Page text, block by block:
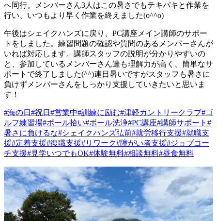
へ同行。メンバーさん3人はこの暑さでもテキパキと作業を
行い、いつもより早く作業を終えました(o^^o)
午後はシェイクハンズに戻り、PC講座メイン講師のサポー
トをしました。練習問題の確認や質問のあるメンバーさんが
いれば対応します。講師スタッフの説明が分かりやすいの
と、参加しているメンバーさん達も理解力が高く、簡単なサ
ポートで終了しました(^^)連日暑いですがスタッフも暑さに
負けずメンバーさんをしっかり支援していきたいと思いま
す！
#海の日 #祝日 #営業中#訓練に励む#津軽カントリークラブ#ゴ
ルフ練習場#ボール拾い#ボール洗浄#PC講座#講師サポート #
暑さに負けるな#シェイクハンズ弘前#就労移行支援#就職支
援#定着支援#復職支援#リワーク#障がい者支援#ジョブコー
チ支援#見学いつでもOK#体験無料#相談無料#昼食無料